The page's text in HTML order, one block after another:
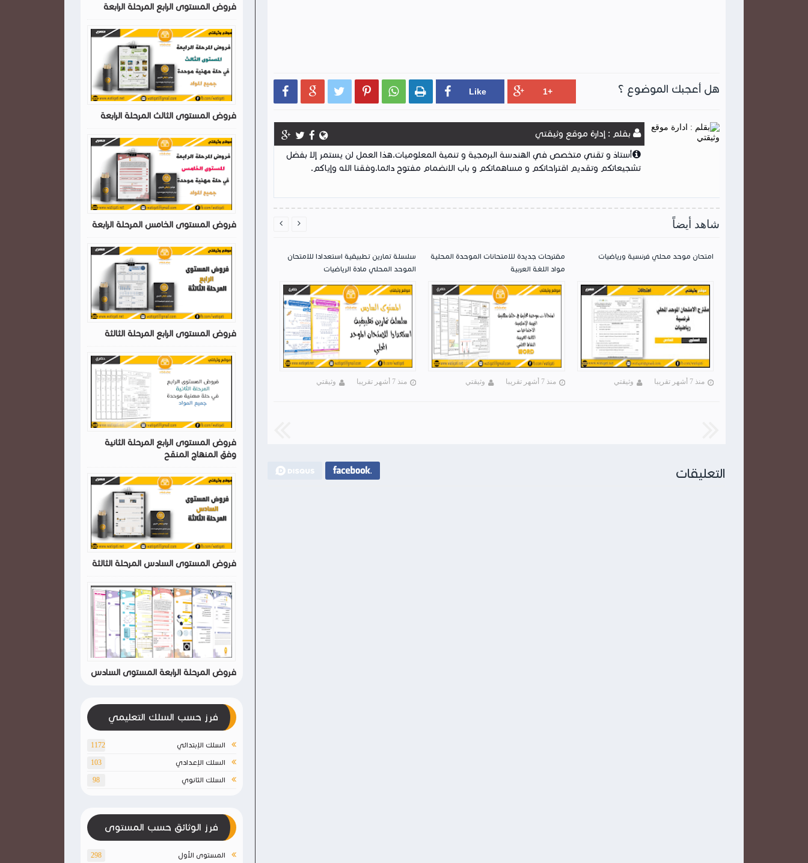
هل أعجبك الموضوع ؟      
بقلم : إدارة موقع وثيقتي
أستاذ و تقني متخصص في الهندسة البرمجية و تنمية المعلوميات.هذا العمل لن يستمر إلا بفضل
تشجيعاتكم وتقديم اقتراحاتكم و مساهماتكم و باب الانضمام مفتوح دائما.وفقنا الله وإياكم.
شاهد أيضاً
سلسلة تمارين تطبيقية استعدادا للامتحان
الموحد المحلي مادة الرياضيات
منذ 7 أشهر تقريبا وثيقتي
مقترحات جديدة للامتحانات الموحدة المحلية
مواد اللغة العربية
منذ 7 أشهر تقريبا وثيقتي
امتحان موحد محلي فرنسية ورياضيات
منذ 7 أشهر تقريبا وثيقتي
 
التعليقات
فروض المستوى الرابع المرحلة الرابعة
فروض المستوى الثالث المرحلة الرابعة
فروض المستوى الخامس المرحلة الرابعة
فروض المستوى الرابع المرحلة الثالثة
فروض المستوى الرابع المرحلة الثانية
وفق المنهاج المنقح
فروض المستوى السادس المرحلة الثالثة
فروض المرحلة الرابعة المستوى السادس
فرز حسب السلك التعليمي
السلك الإبتدائي 1172
السلك الإعدادي 103
السلك الثانوي 98
فرز الوثائق حسب المستوى
المستوى الأول 298